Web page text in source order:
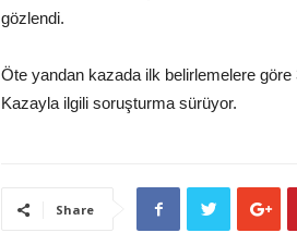
gözlendi.
Öte yandan kazada ilk belirlemelere göre
Kazayla ilgili soruşturma sürüyor.
Share